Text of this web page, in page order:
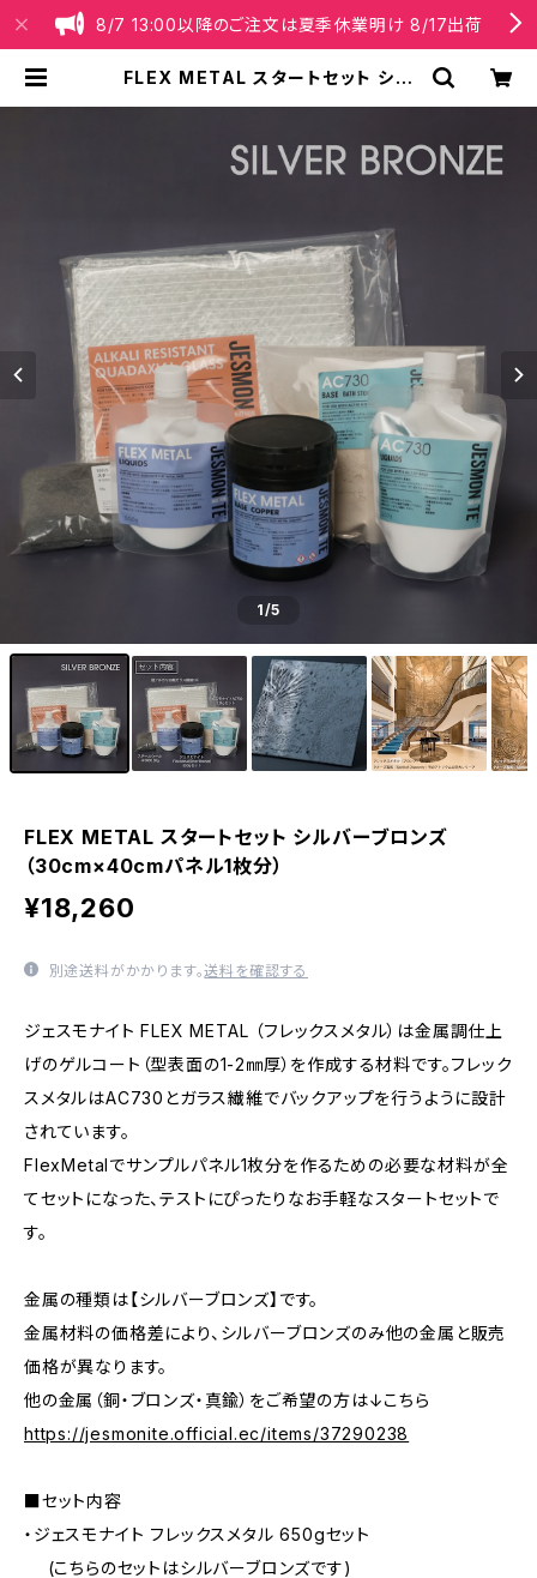
8/7 13:00以降のご注文は夏季休業明け 8/17出荷
FLEX METAL スタートセット シル
1/5
FLEX METAL スタートセット シルバーブロンズ
（30cm×40cmパネル1枚分）
¥18,260
別途送料がかかります。送料を確認する
ジェスモナイト FLEX METAL （フレックスメタル）は金属調仕上
げのゲルコート（型表面の1-2㎜厚）を作成する材料です。フレック
スメタルはAC730とガラス繊維でバックアップを行うように設計
されています。
FlexMetalでサンプルパネル1枚分を作るための必要な材料が全
てセットになった、テストにぴったりなお手軽なスタートセットで
す。
金属の種類は【シルバーブロンズ】です。
金属材料の価格差により、シルバーブロンズのみ他の金属と販売
価格が異なります。
他の金属（銅・ブロンズ・真鍮）をご希望の方は↓こちら
https://jesmonite.official.ec/items/37290238
■セット内容
・ジェスモナイト フレックスメタル 650gセット
(こちらのセットはシルバーブロンズです)